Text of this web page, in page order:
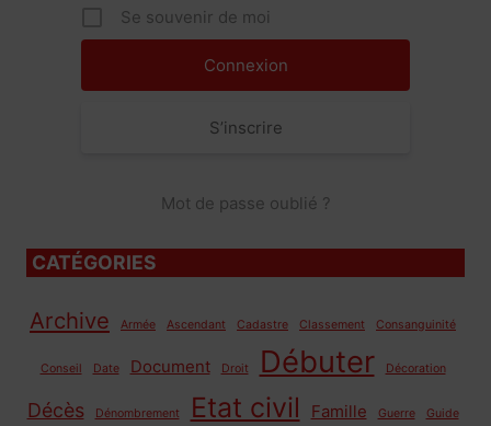
Se souvenir de moi
S’inscrire
Mot de passe oublié ?
CATÉGORIES
Archive Armée Ascendant Cadastre Classement Consanguinité
Conseil Date Document Droit Débuter Décoration
Décès Dénombrement Etat civil Famille Guerre Guide